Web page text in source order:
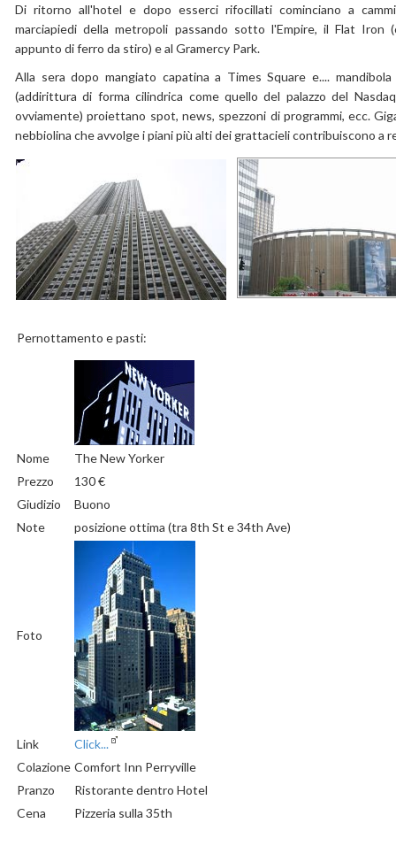
Di ritorno all'hotel e dopo esserci rifocillati cominciano a
marciapiedi della metropoli passando sotto l'Empire, il Flat Iron
appunto di ferro da stiro) e al Gramercy Park.
Alla sera dopo mangiato capatina a Times Square e....
(addirittura di forma cilindrica come quello del palazzo del
ovviamente) proiettano spot, news, spezzoni di programmi, ecc.
nebbiolina che avvolge i piani più alti dei grattacieli contribuiscono a
Pernottamento e pasti:
Nome
The New Yorker
Prezzo
130 €
Giudizio
Buono
Note
posizione ottima (tra 8th St e 34th Ave)
Foto
Link
Click...
Colazione Comfort Inn Perryville
Pranzo
Ristorante dentro Hotel
Cena
Pizzeria sulla 35th